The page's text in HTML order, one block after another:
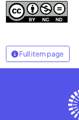
Full item page